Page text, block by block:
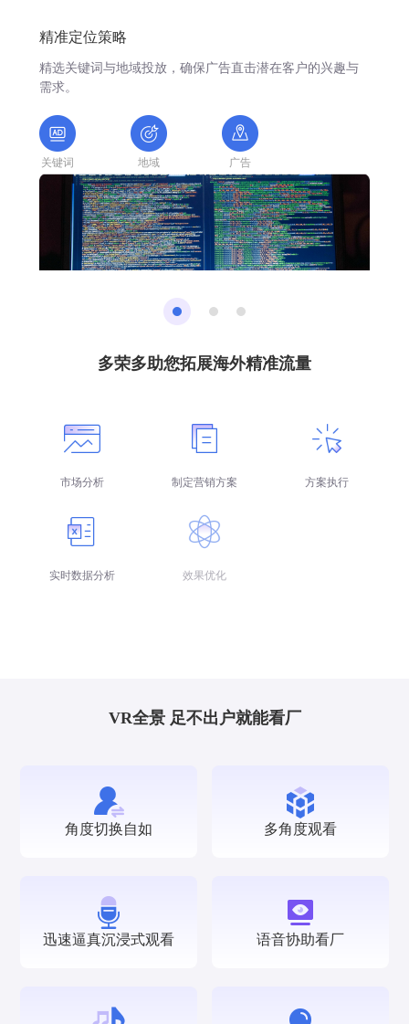
关键词
多荣多助您拓展海外精准流量
市场分析 制定营销方案 方案执行
实时数据分析 效果优化
VR全景 足不出户就能看厂
角度切换自如 多角度观看
迅速逼真沉浸式观看 语音协助看厂